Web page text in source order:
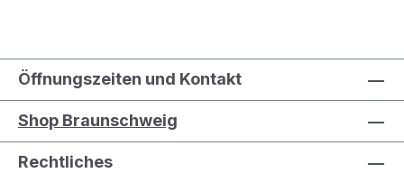
Öffnungszeiten und Kontakt
Shop Braunschweig
Rechtliches